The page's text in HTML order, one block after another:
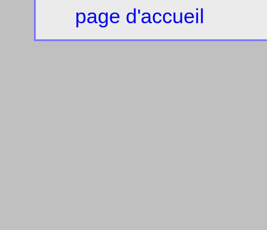
page d'accueil